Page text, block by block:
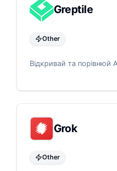
Greptile
Other
Відкривай та порівнюй
Grok
Other